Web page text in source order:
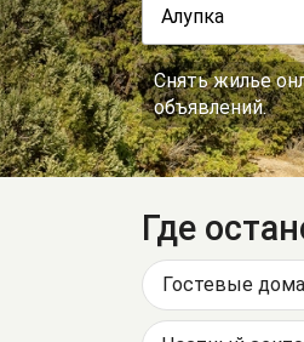
Снять жилье
объявлений.
Где
Гостевые